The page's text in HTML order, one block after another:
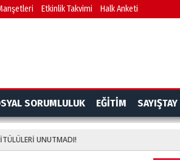
Etkinlik Takvimi Halk Anketi
SORUMLULUK EĞİTİM SAYIŞTAY
UNUTMADI!